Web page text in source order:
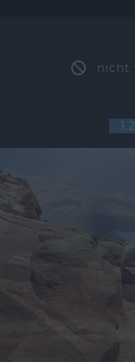
nicht